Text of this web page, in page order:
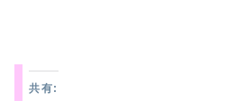
共有: